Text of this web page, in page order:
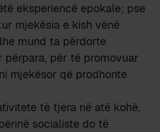
eksperiencë epokale; pse
mjekësia e kish vënë
mund ta përdorte
përpara, për të promovuar
mjekësor që prodhonte
të tjera në atë kohë,
socialiste do të